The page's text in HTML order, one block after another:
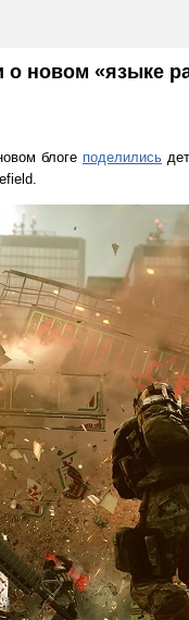
новом «языке
блоге поделились